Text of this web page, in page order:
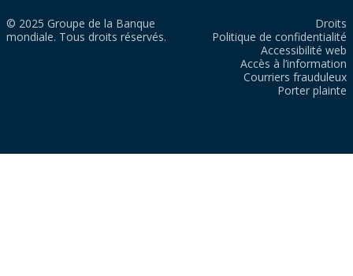
© 2025 Groupe de la Banque
mondiale. Tous droits réservés.
Droits
Politique de confidentialité
Accessibilité web
Accès à l’information
Courriers frauduleux
Porter plainte